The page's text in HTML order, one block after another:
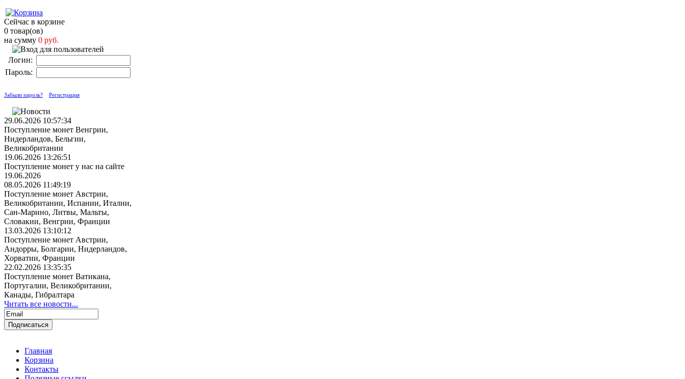
Сейчас в корзине
0 товар(ов)
на сумму 0 руб.
Логин:
Пароль:
Забыли пароль? Регистрация
29.06.2026 10:57:34
Поступление монет Венгрии,
Нидерландов, Бельгии,
Великобритании
19.06.2026 13:26:51
Поступление монет у нас на сайте
19.06.2026
08.05.2026 11:49:19
Поступление монет Австрии,
Великобритании, Испании, Италии,
Сан-Марино, Литвы, Мальты,
Словакии, Венгрии, Франции
13.03.2026 13:10:12
Поступление монет Австрии,
Андорры, Болгарии, Нидерландов,
Хорватии, Франции
22.02.2026 13:35:35
Поступление монет Ватикана,
Португалии, Великобритании,
Канады, Гибралтара
Читать все новости...
Главная
Корзина
Контакты